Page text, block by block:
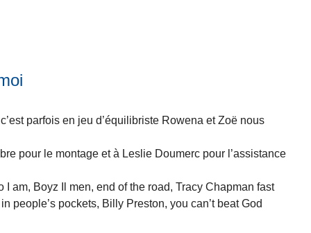
parfois en jeu d’équilibriste Rowena et Zoë nous
pour le montage et à Leslie Doumerc pour l’assistance
am, Boyz Il men, end of the road, Tracy Chapman fast
people’s pockets, Billy Preston, you can’t beat God